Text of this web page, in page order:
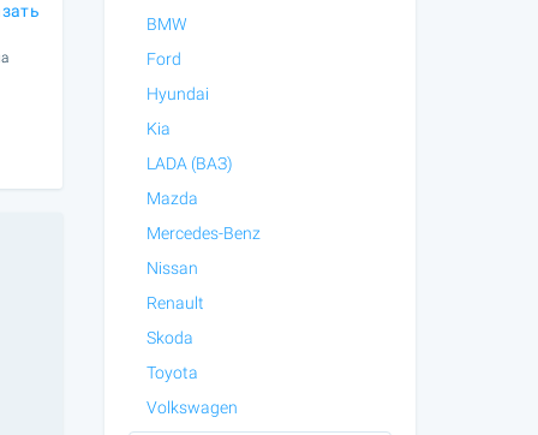
BMW
Ford
Hyundai
Kia
LADA (ВАЗ)
Mazda
Mercedes-Benz
Nissan
Renault
Skoda
Toyota
Volkswagen